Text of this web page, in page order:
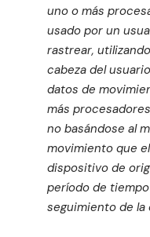
uno o más
usado por un
rastrear,
cabeza del
datos de
más
no basándose al
movimiento que
dispositivo de
período de
seguimiento de la